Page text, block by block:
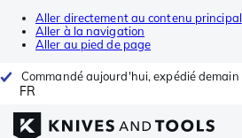
Aller directement au contenu principal
Aller à la navigation
Aller au pied de page
Commandé aujourd'hui, expédié demain
FR